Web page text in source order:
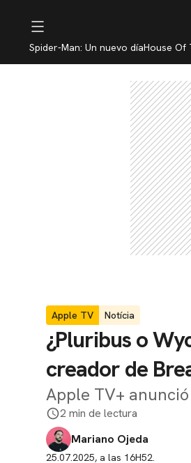
Spider-Man: Un nuevo díaHouse Of
Apple TV Notícia
¿Pluribus o
creador de
Apple TV+
2 min de lectura
Mariano Ojeda
25.07.2025, a las 16H52.